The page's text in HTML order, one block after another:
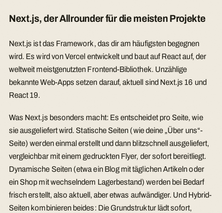
Next.js, der Allrounder für die meisten Projekte
Next.js ist das Framework, das dir am häufigsten begegnen
wird. Es wird von Vercel entwickelt und baut auf React auf, der
weltweit meistgenutzten Frontend-Bibliothek. Unzählige
bekannte Web-Apps setzen darauf, aktuell sind Next.js 16 und
React 19.
Was Next.js besonders macht: Es entscheidet pro Seite, wie
sie ausgeliefert wird. Statische Seiten (wie deine „Über uns“-
Seite) werden einmal erstellt und dann blitzschnell ausgeliefert,
vergleichbar mit einem gedruckten Flyer, der sofort bereitliegt.
Dynamische Seiten (etwa ein Blog mit täglichen Artikeln oder
ein Shop mit wechselndem Lagerbestand) werden bei Bedarf
frisch erstellt, also aktuell, aber etwas aufwändiger. Und Hybrid-
Seiten kombinieren beides: Die Grundstruktur lädt sofort,